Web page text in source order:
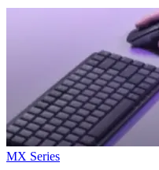
MX Series